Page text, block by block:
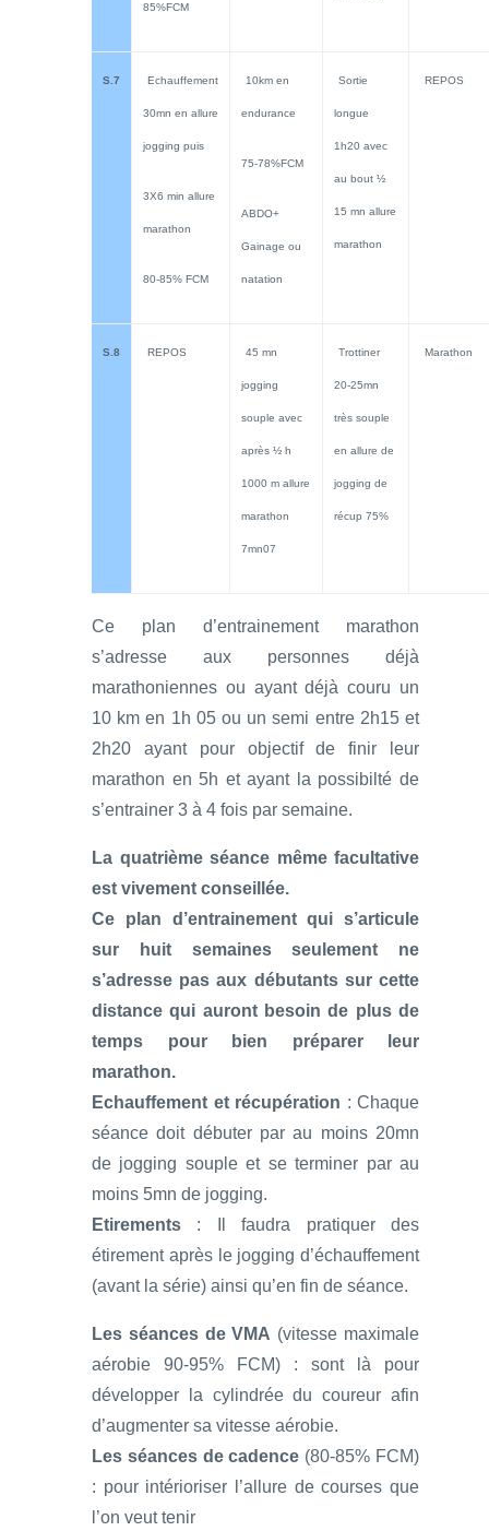
85%FCM
S.7 Echauffement
30mn en allure
jogging puis
3X6 min allure
marathon
80-85% FCM
10km en
endurance
75-78%FCM
ABDO+
Gainage ou
natation
Sortie
longue
1h20 avec
au bout ½
15 mn allure
marathon
REPOS
S.8 REPOS 45 mn
jogging
souple avec
après ½ h
1000 m allure
marathon
7mn07
Trottiner
20-25mn
très souple
en allure de
jogging de
récup 75%
Marathon
Ce plan d’entrainement marathon
s’adresse aux personnes déjà
marathoniennes ou ayant déjà couru un
10 km en 1h 05 ou un semi entre 2h15 et
2h20 ayant pour objectif de finir leur
marathon en 5h et ayant la possibilté de
s’entrainer 3 à 4 fois par semaine.
La quatrième séance même facultative
est vivement conseillée.
Ce plan d’entrainement qui s’articule
sur huit semaines seulement ne
s’adresse pas aux débutants sur cette
distance qui auront besoin de plus de
temps pour bien préparer leur
marathon.
Echauffement et récupération : Chaque
séance doit débuter par au moins 20mn
de jogging souple et se terminer par au
moins 5mn de jogging.
Etirements : Il faudra pratiquer des
étirement après le jogging d’échauffement
(avant la série) ainsi qu’en fin de séance.
Les séances de VMA (vitesse maximale
aérobie 90-95% FCM) : sont là pour
développer la cylindrée du coureur afin
d’augmenter sa vitesse aérobie.
Les séances de cadence (80-85% FCM)
: pour intérioriser l’allure de courses que
l’on veut tenir